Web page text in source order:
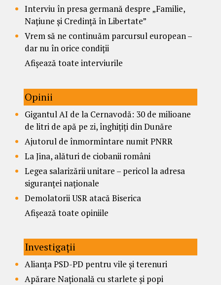
Interviu în presa germană despre „Familie,
Națiune și Credință în Libertate”
Vrem să ne continuăm parcursul european –
dar nu în orice condiții
Afișează toate interviurile
Opinii
Gigantul AI de la Cernavodă: 30 de milioane
de litri de apă pe zi, înghițiți din Dunăre
Ajutorul de înmormîntare numit PNRR
La Jina, alături de ciobanii români
Legea salarizării unitare – pericol la adresa
siguranței naționale
Demolatorii USR atacă Biserica
Afișează toate opiniile
Investigații
Alianța PSD-PD pentru vile și terenuri
Apărare Națională cu starlete și popi